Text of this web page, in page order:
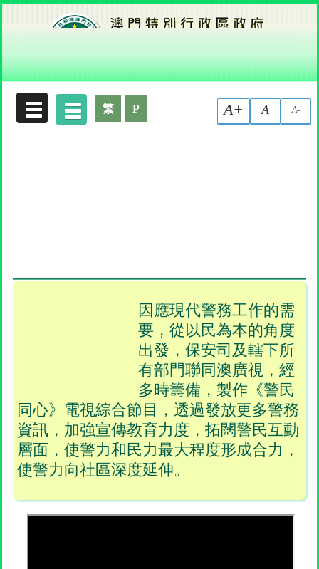
A-
A
A+
繁 P
因應現代警務工作的需
要，從以民為本的角度
出發，保安司及轄下所
有部門聯同澳廣視，經
多時籌備，製作《警民
同心》電視綜合節目，透過發放更多警務
資訊，加強宣傳教育力度，拓闊警民互動
層面，使警力和民力最大程度形成合力，
使警力向社區深度延伸。